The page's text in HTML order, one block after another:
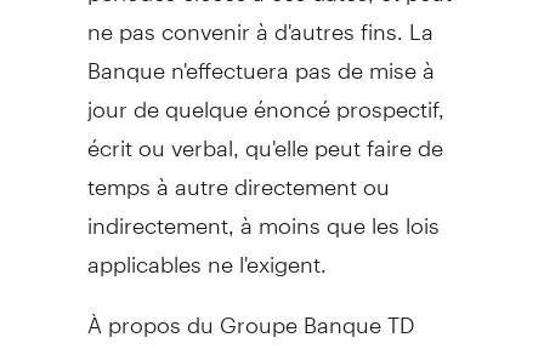
ne pas convenir à d'autres fins. La
Banque n'effectuera pas de mise à
jour de quelque énoncé prospectif,
écrit ou verbal, qu'elle peut faire de
temps à autre directement ou
indirectement, à moins que les lois
applicables ne l'exigent.
À propos du Groupe Banque TD